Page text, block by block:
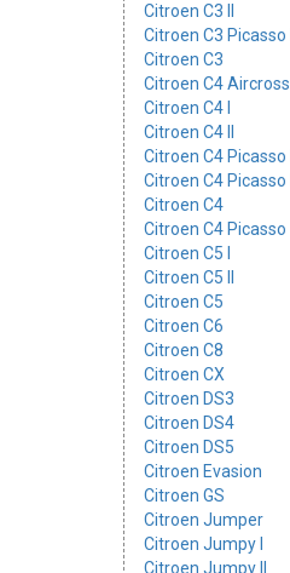
Citroen C3 II
Citroen C3 Picasso I
Citroen C3
Citroen C4 Aircross
Citroen C4 I
Citroen C4 II
Citroen C4 Picasso I
Citroen C4 Picasso II
Citroen C4
Citroen C4 Picasso
Citroen C5 I
Citroen C5 II
Citroen C5
Citroen C6
Citroen C8
Citroen CX
Citroen DS3
Citroen DS4
Citroen DS5
Citroen Evasion
Citroen GS
Citroen Jumper
Citroen Jumpy I
Citroen Jumpy II